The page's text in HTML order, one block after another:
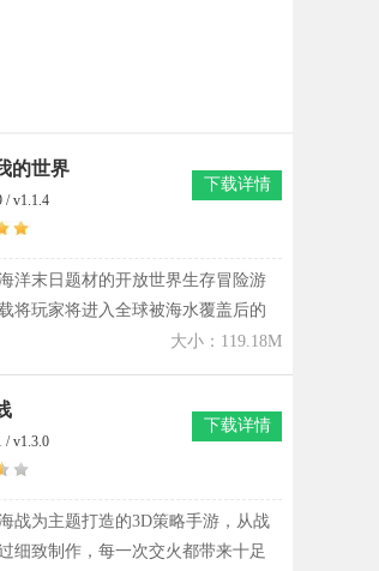
的世界
/ v1.1.4
洋末日题材的开放世界生存冒险游
将玩家将进入全球被海水覆盖后的
船只穿梭于不同海域，通过打捞物
寻找生存机会。谁淹了我的世界结
资源管理以及随机事件等玩法，让
见新的情况。游戏里的海域环境各
秘水下遗迹，再到孤立海岛区域，
线索。除了海面冒险，玩家还能潜
，与危险生物展开较量，在这片被
特冒险。
大小：119.18M
下载详情
/ v1.3.0
战为主题打造的3D策略手游，从战
细致制作，每一次交火都带来十足
下载详情